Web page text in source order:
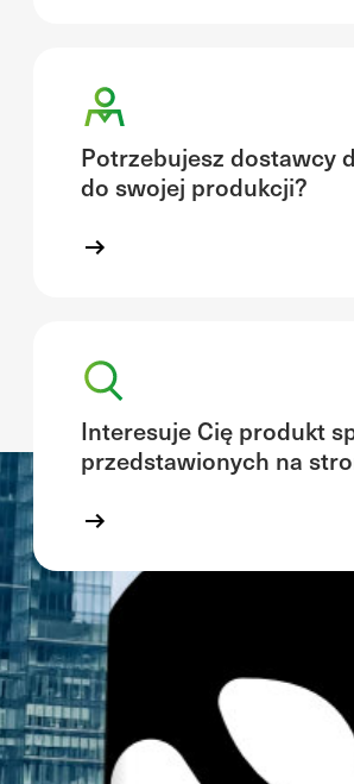
Potrzebujesz dostawcy
do swojej produkcji?
Interesuje Cię produkt
przedstawionych na